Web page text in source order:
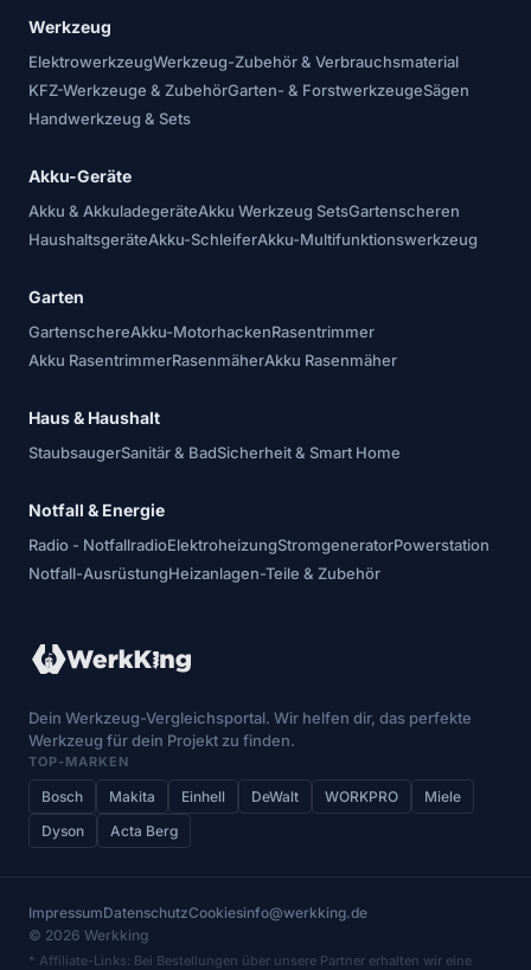
Werkzeug
ElektrowerkzeugWerkzeug-Zubehör & Verbrauchsmaterial
KFZ-Werkzeuge & ZubehörGarten- & ForstwerkzeugeSägen
Handwerkzeug & Sets
Akku-Geräte
Akku & AkkuladegeräteAkku Werkzeug SetsGartenscheren
HaushaltsgeräteAkku-SchleiferAkku-Multifunktionswerkzeug
Garten
GartenschereAkku-MotorhackenRasentrimmer
Akku RasentrimmerRasenmäherAkku Rasenmäher
Haus & Haushalt
StaubsaugerSanitär & BadSicherheit & Smart Home
Notfall & Energie
Radio - NotfallradioElektroheizungStromgeneratorPowerstation
Notfall-AusrüstungHeizanlagen-Teile & Zubehör
Dein Werkzeug-Vergleichsportal. Wir helfen dir, das perfekte
Werkzeug für dein Projekt zu finden.
TOP-MARKEN
Bosch Makita Einhell DeWalt WORKPRO
Miele
Dyson
Acta Berg
ImpressumDatenschutzCookiesinfo@werkking.de
© 2026 Werkking
* Affiliate-Links: Bei Bestellungen über unsere Partner erhalten wir eine